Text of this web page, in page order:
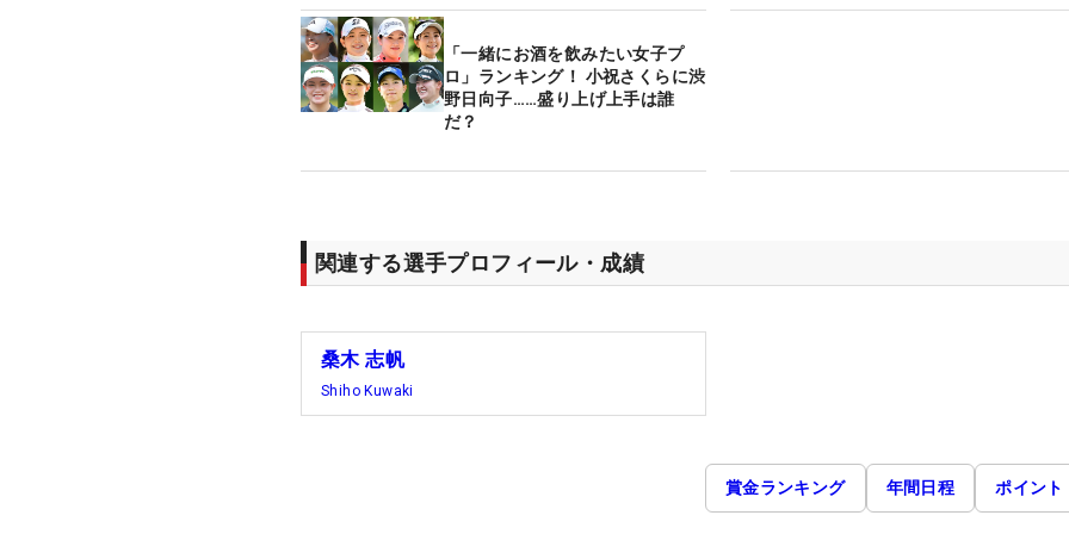
「一緒にお酒を飲みたい女子プ
ロ」ランキング！ 小祝さくらに渋
野日向子……盛り上げ上手は誰
だ？
関連する選手プロフィール・成績
桑木 志帆
Shiho Kuwaki
賞金ランキング 年間日程 ポイント